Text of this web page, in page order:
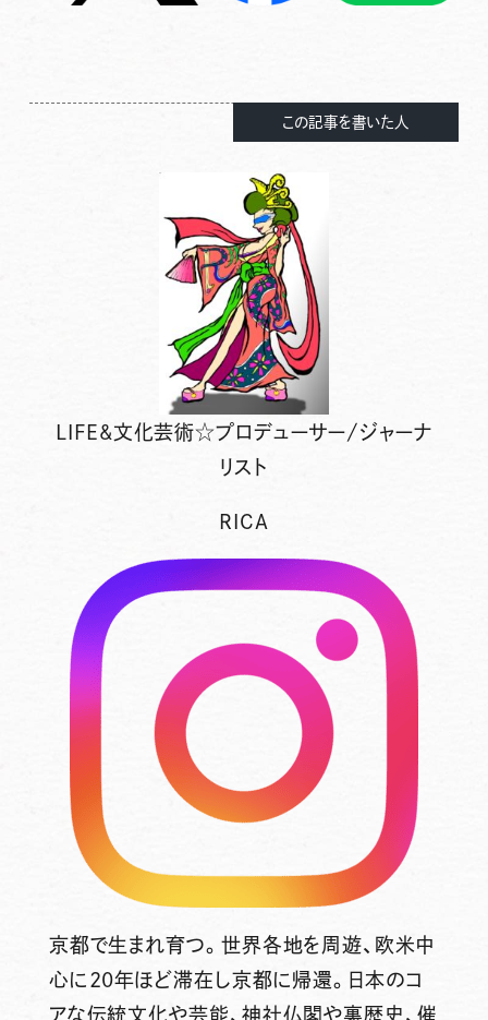
この記事を書いた人
LIFE&文化芸術☆プロデューサー/ジャーナ
リスト
RICA
京都で生まれ育つ。世界各地を周遊、欧米中
心に20年ほど滞在し京都に帰還。日本のコ
アな伝統文化や芸能、神社仏閣や裏歴史、催